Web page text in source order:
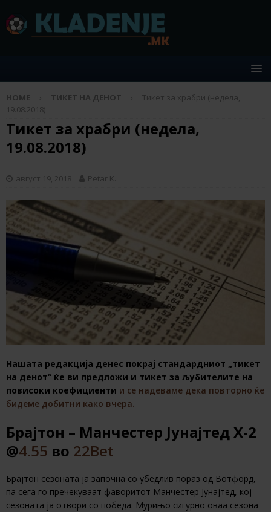
HOME ТИКЕТ НА ДЕНОТ
Тикет за храбри (недела,
19.08.2018)
Тикет за храбри (недела,
19.08.2018)
август 19, 2018 Petar K.
Нашата редакција денес покрај стандардниот „тикет
на денот“ ќе ви предложи и тикет за љубителите на
повисоки коефициенти и се надеваме дека повторно ќе
бидеме добитни како вчера.
Брајтон – Манчестер Јунајтед X-2
@4.55 во 22Bet
Брајтон сезоната ја започна со убедлив пораз од Вотфорд,
па сега го пречекуваат фаворитот Манчестер Јунајтед, кој
сезоната ја отвори со победа. Мурињо сигурно оваа сезона